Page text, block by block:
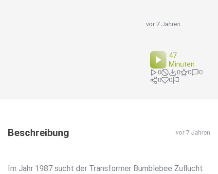
vor 7 Jahren
47
Minuten
0 0 0
0
0
0
Beschreibung vor 7 Jahren
Im Jahr 1987 sucht der Transformer Bumblebee Zuflucht